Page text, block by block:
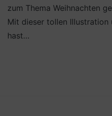
zum Thema Weihnachten
Mit dieser tollen Illustration
hast…